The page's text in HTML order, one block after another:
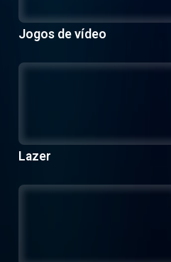
Jogos de vídeo
Lazer